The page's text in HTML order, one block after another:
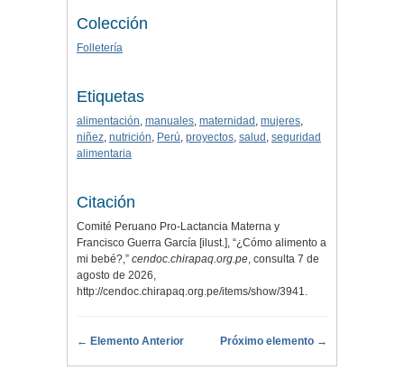
Colección
Folletería
Etiquetas
alimentación, manuales, maternidad , mujeres,
niñez, nutrición, Perú, proyectos, salud , seguridad
alimentaria
Citación
Comité Peruano Pro-Lactancia Materna y
Francisco Guerra García [ilust.], “¿Cómo alimento a
mi bebé?,” cendoc.chirapaq.org.pe, consulta 7 de
agosto de 2026,
http://cendoc.chirapaq.org.pe/items/show/3941.
← Elemento Anterior Próximo elemento →